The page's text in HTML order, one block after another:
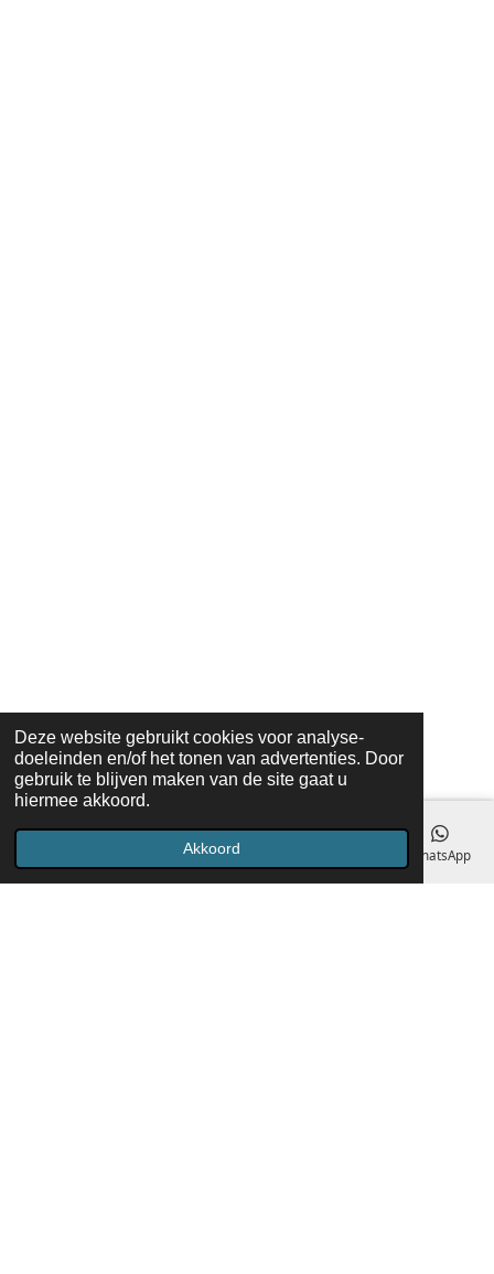
Deze website gebruikt cookies voor analyse-
doeleinden en/of het tonen van advertenties. Door
gebruik te blijven maken van de site gaat u
hiermee akkoord.
Akkoord
Telefoonnummer WhatsApp